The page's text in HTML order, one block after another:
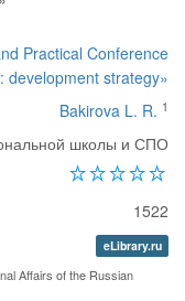
Practical Conference
development strategy»
Bakirova L. R. 1
школы и СПО
1522
eLibrary.ru
Affairs of the Russian